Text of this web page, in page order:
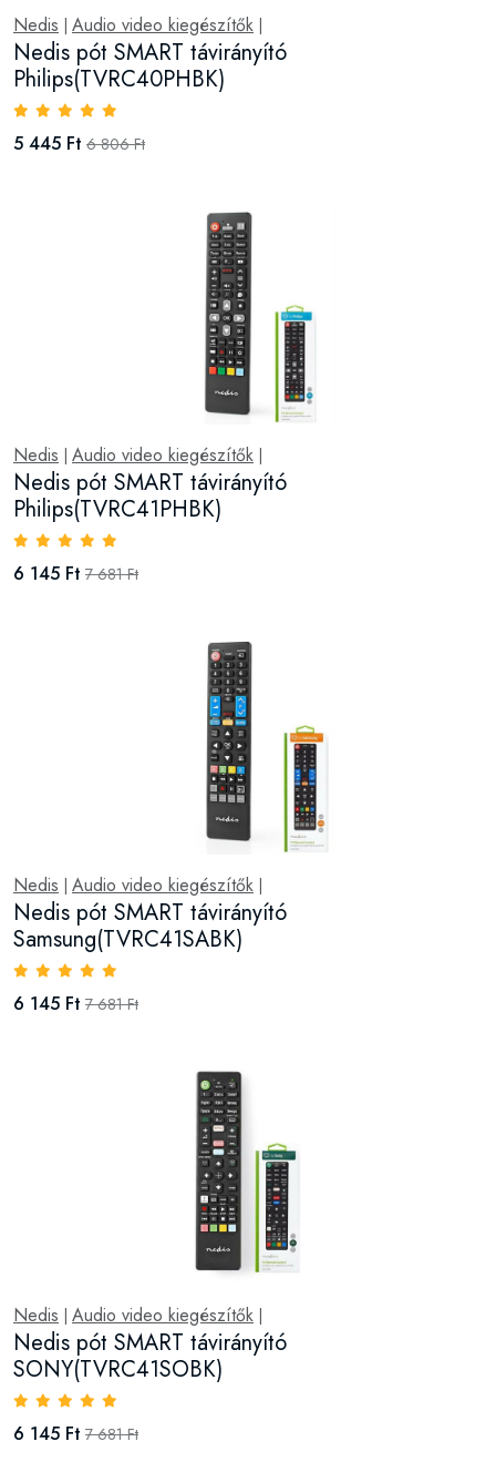
Nedis Audio video kiegészítők
Nedis pót SMART távirányító
Philips(TVRC40PHBK)
5 445 Ft 6 806 Ft
Nedis Audio video kiegészítők
Nedis pót SMART távirányító
Philips(TVRC41PHBK)
6 145 Ft 7 681 Ft
Nedis Audio video kiegészítők
Nedis pót SMART távirányító
Samsung(TVRC41SABK)
6 145 Ft 7 681 Ft
Nedis Audio video kiegészítők
Nedis pót SMART távirányító
SONY(TVRC41SOBK)
6 145 Ft 7 681 Ft